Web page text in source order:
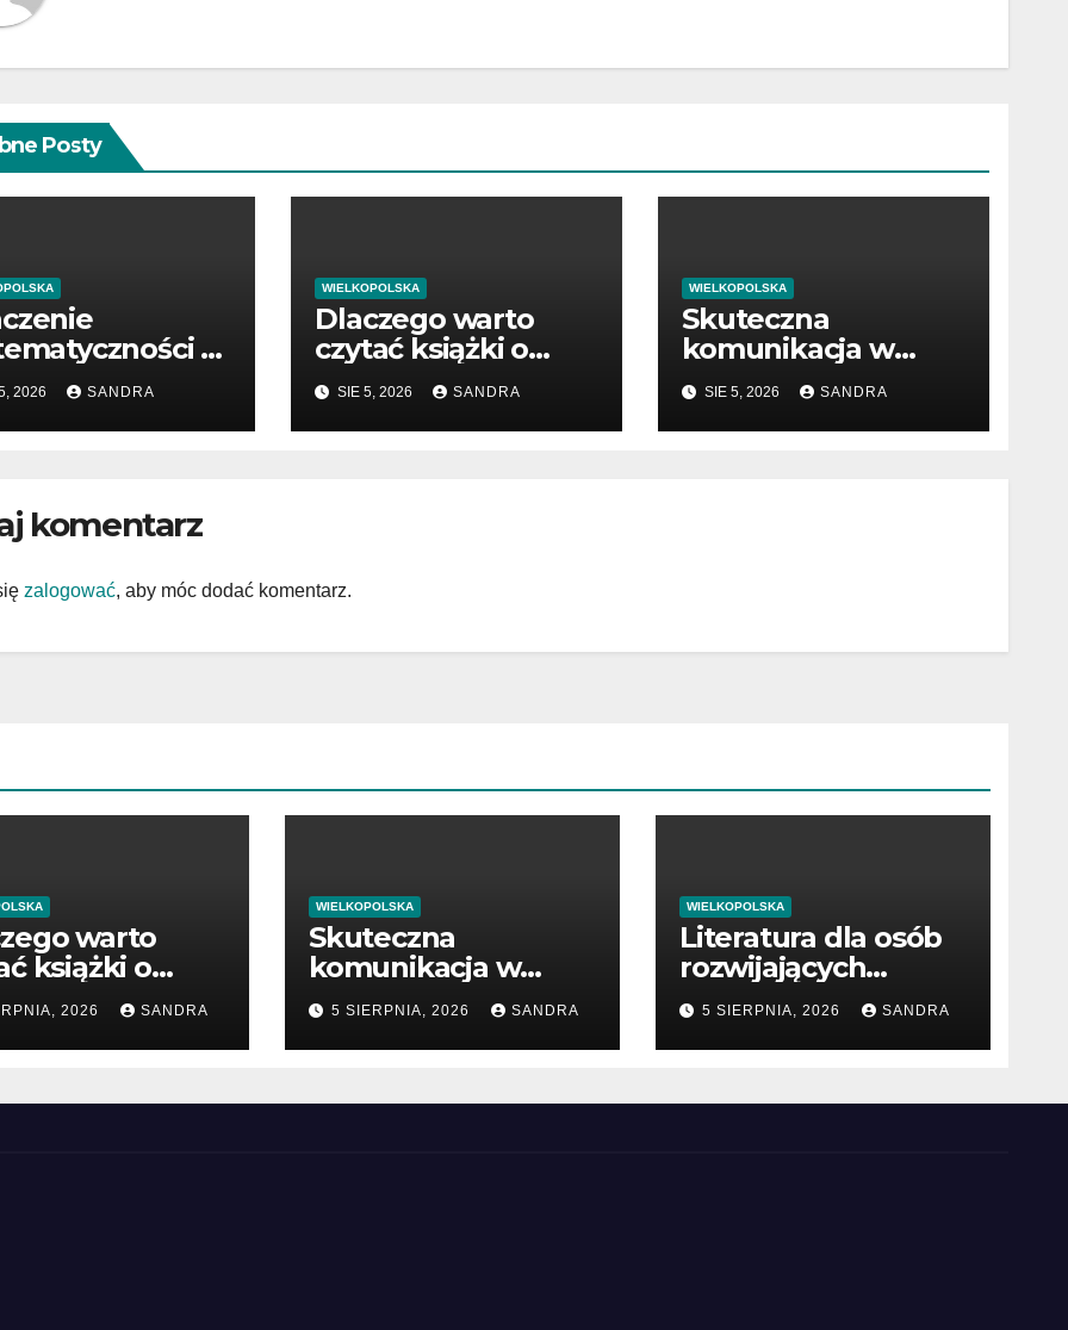
Posty
w
sukcesu
2026 SANDRA
WIELKOPOLSKA
Dlaczego warto
czytać książki o
zdrowiu
SIE 5, 2026 SANDRA
WIELKOPOLSKA
Skuteczna
komunikacja w
pracy i biznesie
SIE 5, 2026 SANDRA
komentarz
zalogować, aby móc dodać komentarz.
warto
książki o
2026 SANDRA
WIELKOPOLSKA
Skuteczna
komunikacja w
pracy i biznesie
5 SIERPNIA, 2026 SANDRA
WIELKOPOLSKA
Literatura dla osób
rozwijających
umiejętności
interpersonalne
5 SIERPNIA, 2026 SANDRA